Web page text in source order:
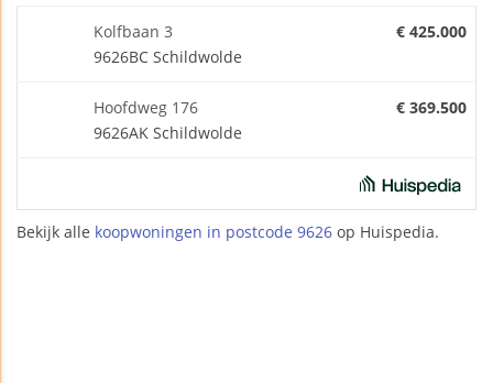
Kolfbaan 3
9626BC Schildwolde
€ 425.000
Hoofdweg 176
9626AK Schildwolde
€ 369.500
Bekijk alle koopwoningen in postcode 9626 op Huispedia.